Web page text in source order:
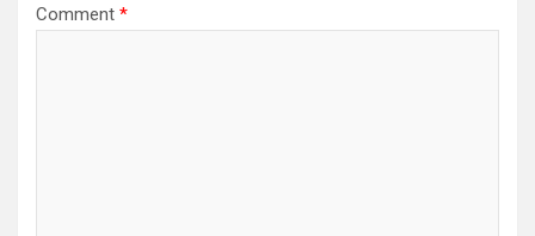
Comment *